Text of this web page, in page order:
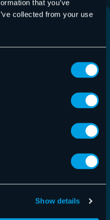
that you’ve
collected from your use
Show details
30.07.2026